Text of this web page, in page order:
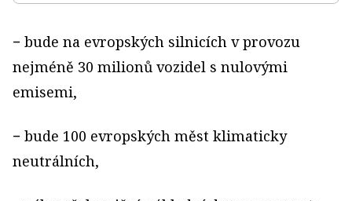
− bude na evropských silnicích v provozu
nejméně 30 milionů vozidel s nulovými
emisemi,
− bude 100 evropských měst klimaticky
neutrálních,